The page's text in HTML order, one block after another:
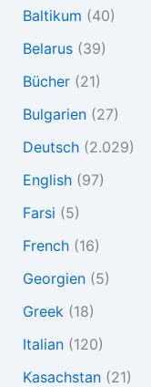
Baltikum (40)
Belarus(39)
Bücher(21)
Bulgarien(27)
Deutsch(2.029)
English(97)
Farsi (5)
French(16)
Georgien(5)
Greek (18)
Italian(120)
Kasachstan(21)